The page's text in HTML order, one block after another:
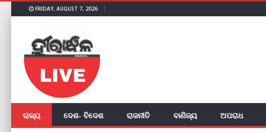
FRIDAY, AUGUST 7, 2026
ରାଜ୍ୟ ଦେଶ- ବିଦେଶ ରାଜନୀତି ବାଣିଜ୍ୟ ଅପରାଧ